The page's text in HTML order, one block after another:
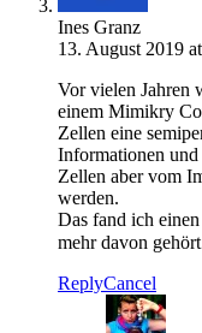
Ines Granz
13. August 2019
Vor vielen Jahren
einem Mimikry
Zellen eine
Informationen
Zellen aber vom
werden.
Das fand ich
mehr davon
ReplyCancel